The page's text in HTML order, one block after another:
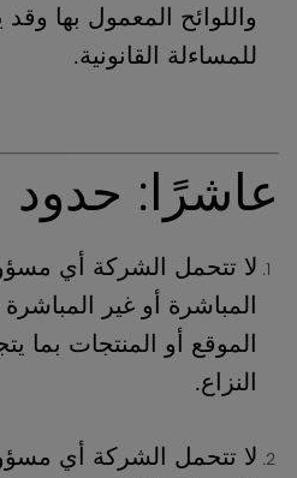
واللوائح المعمول بها
للمساءلة القانونية.
عاشرًا: حدود
لا تتحمل الشركة أي
المباشرة أو غير
الموقع أو المنتجات بما
النزاع.
لا تتحمل الشركة أي